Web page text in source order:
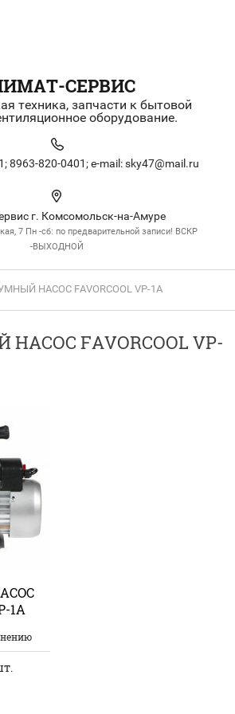
СЕРВИС
техника, запчасти к бытовой
оборудование.
8963-820-0401; e-mail: sky47@mail.ru
г. Комсомольск-на-Амуре
7 Пн -сб: по предварительной записи! ВСКР
-ВЫХОДНОЙ
НАСОС FAVORCOOL VP-1A
FAVORCOOL VP-
1A